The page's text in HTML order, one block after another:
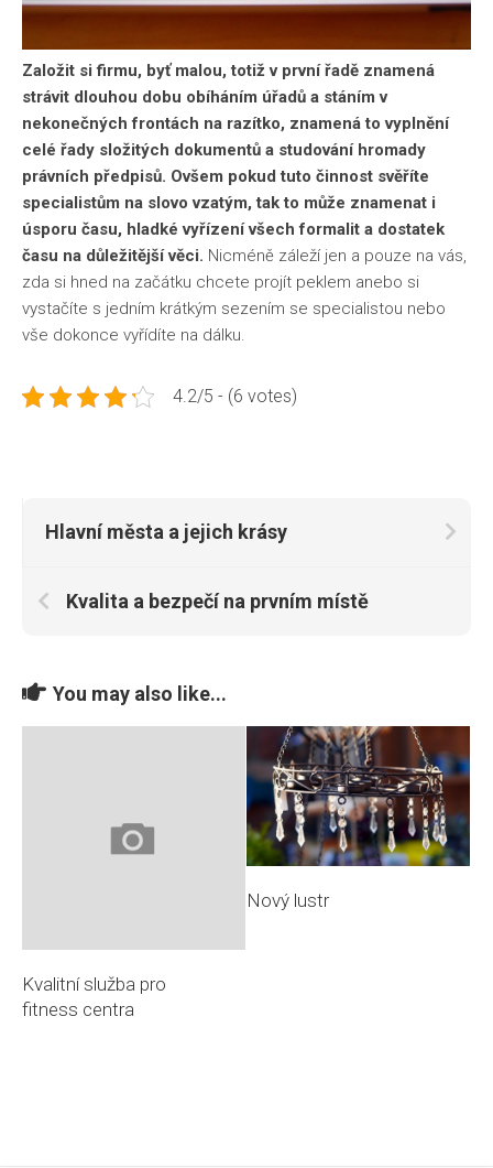
Založit si firmu, byť malou, totiž v první řadě znamená
strávit dlouhou dobu obíháním úřadů a stáním v
nekonečných frontách na razítko, znamená to vyplnění
celé řady složitých dokumentů a studování hromady
právních předpisů. Ovšem pokud tuto činnost svěříte
specialistům na slovo vzatým, tak to může znamenat i
úsporu času, hladké vyřízení všech formalit a dostatek
času na důležitější věci. Nicméně záleží jen a pouze na vás,
zda si hned na začátku chcete projít peklem anebo si
vystačíte s jedním krátkým sezením se specialistou nebo
vše dokonce vyřídíte na dálku.
4.2/5 - (6 votes)
Hlavní města a jejich krásy
Kvalita a bezpečí na prvním místě
You may also like...
Kvalitní služba pro
fitness centra
Nový lustr